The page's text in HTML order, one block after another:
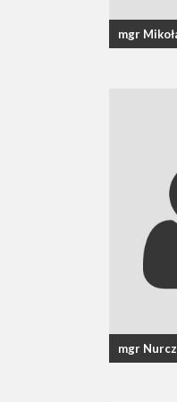
mgr
mgr